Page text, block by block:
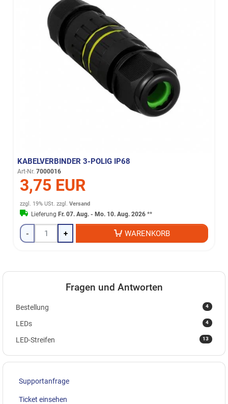
KABELVERBINDER 3-POLIG IP68
Art-Nr. 7000016
3,75 EUR
zzgl. 19% USt. zzgl.Versand
Lieferung Fr. 07. Aug. - Mo. 10. Aug. 2026 **
- + WARENKORB
Fragen und Antworten
4
Bestellung
4
LEDs
13
LED-Streifen
Supportanfrage
Ticket einsehen